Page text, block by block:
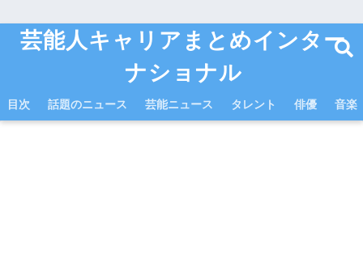
芸能人キャリアまとめインター
ナショナル
目次 話題のニュース 芸能ニュース タレント 俳優 音楽